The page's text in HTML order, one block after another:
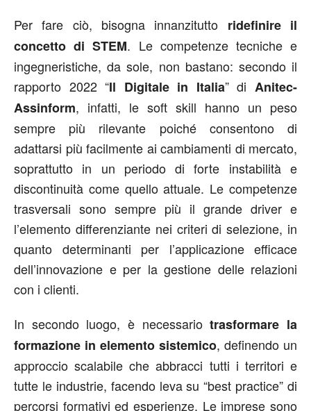
Per fare ciò, bisogna innanzitutto ridefinire il
concetto di STEM. Le competenze tecniche e
ingegneristiche, da sole, non bastano: secondo il
rapporto 2022 “Il Digitale in Italia” diAnitec-
Assinform, infatti, le soft skill hanno un peso
sempre più rilevante poiché consentono di
adattarsi più facilmente ai cambiamenti di mercato,
soprattutto in un periodo di forte instabilità e
discontinuità come quello attuale. Le competenze
trasversali sono sempre più il grande driver e
l’elemento differenziante nei criteri di selezione, in
quanto determinanti per l’applicazione efficace
dell’innovazione e per la gestione delle relazioni
con i clienti.
In secondo luogo, è necessariotrasformare la
formazione in elemento sistemico, definendo un
approccio scalabile che abbracci tutti i territori e
tutte le industrie, facendo leva su “best practice” di
percorsi formativi ed esperienze. Le imprese sono